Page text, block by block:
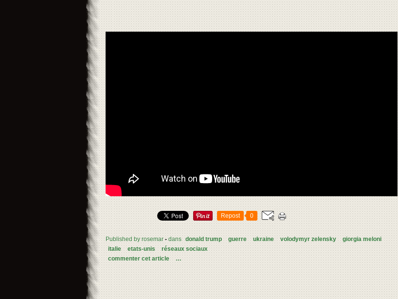
Repost 0
Published by rosemar - dans donald trump guerre ukraine volodymyr zelensky
giorgia meloni
italie
etats-unis
réseaux sociaux
commenter cet article
…